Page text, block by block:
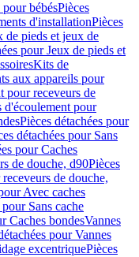
bébésPièces
d'installationPièces
de pieds et jeux de
pour Jeux de pieds et
Kits de
aux appareils pour
pour receveurs de
d'écoulement pour
Pièces détachées pour
détachées pour Sans
pour Caches
de douche, d90Pièces
de douche,
Avec caches
Sans cache
Caches bondesVannes
pour Vannes
excentriquePièces